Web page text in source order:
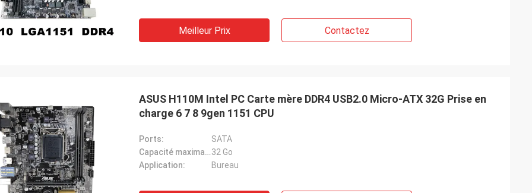
Meilleur Prix Contactez
ASUS H110M Intel PC Carte mère DDR4 USB2.0 Micro-ATX 32G Prise en
charge 6 7 8 9gen 1151 CPU
Ports:
SATA
Capacité maximale du vérin:32 Go
Application:
Bureau